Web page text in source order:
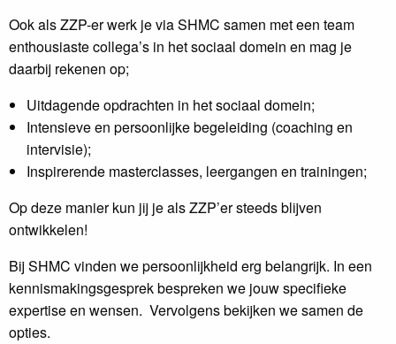
Ook als ZZP-er werk je via SHMC samen met een team
enthousiaste collega’s in het sociaal domein en mag je
daarbij rekenen op;
Uitdagende opdrachten in het sociaal domein;
Intensieve en persoonlijke begeleiding (coaching en
intervisie);
Inspirerende masterclasses, leergangen en trainingen;
Op deze manier kun jij je als ZZP’er steeds blijven
ontwikkelen!
Bij SHMC vinden we persoonlijkheid erg belangrijk. In een
kennismakingsgesprek bespreken we jouw specifieke
expertise en wensen. Vervolgens bekijken we samen de
opties.